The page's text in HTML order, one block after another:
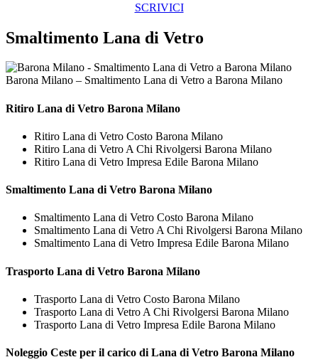
SCRIVICI
Smaltimento Lana di Vetro
Barona Milano – Smaltimento Lana di Vetro a Barona Milano
Ritiro Lana di Vetro Barona Milano
Ritiro Lana di Vetro Costo Barona Milano
Ritiro Lana di Vetro A Chi Rivolgersi Barona Milano
Ritiro Lana di Vetro Impresa Edile Barona Milano
Smaltimento Lana di Vetro Barona Milano
Smaltimento Lana di Vetro Costo Barona Milano
Smaltimento Lana di Vetro A Chi Rivolgersi Barona Milano
Smaltimento Lana di Vetro Impresa Edile Barona Milano
Trasporto Lana di Vetro Barona Milano
Trasporto Lana di Vetro Costo Barona Milano
Trasporto Lana di Vetro A Chi Rivolgersi Barona Milano
Trasporto Lana di Vetro Impresa Edile Barona Milano
Noleggio Ceste per il carico di Lana di Vetro Barona Milano